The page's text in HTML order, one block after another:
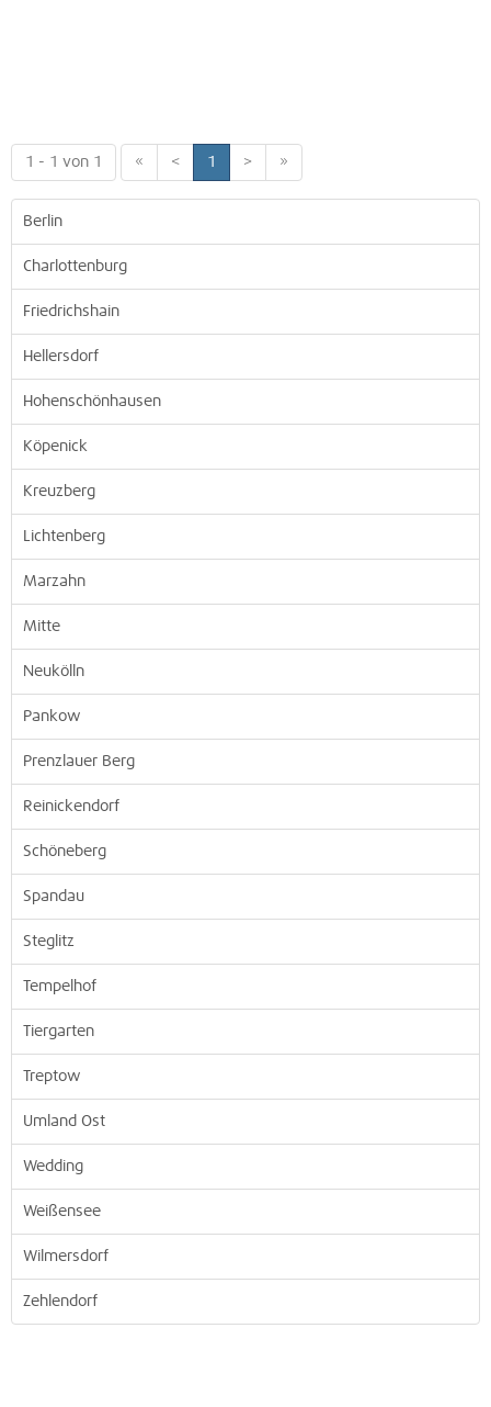
1 - 1 von 1 « < 1 > »
Berlin
Charlottenburg
Friedrichshain
Hellersdorf
Hohenschönhausen
Köpenick
Kreuzberg
Lichtenberg
Marzahn
Mitte
Neukölln
Pankow
Prenzlauer Berg
Reinickendorf
Schöneberg
Spandau
Steglitz
Tempelhof
Tiergarten
Treptow
Umland Ost
Wedding
Weißensee
Wilmersdorf
Zehlendorf